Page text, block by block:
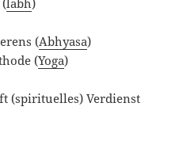
labh)
(Abhyasa)
(Yoga)
(spirituelles) Verdienst